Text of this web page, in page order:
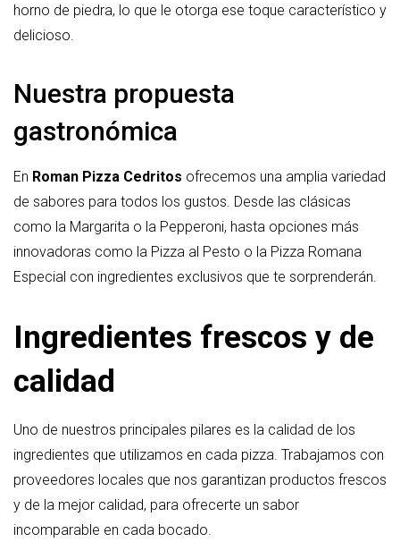
horno de piedra, lo que le otorga ese toque característico y
delicioso.
Nuestra propuesta
gastronómica
En Roman Pizza Cedritos ofrecemos una amplia variedad
de sabores para todos los gustos. Desde las clásicas
como la Margarita o la Pepperoni, hasta opciones más
innovadoras como la Pizza al Pesto o la Pizza Romana
Especial con ingredientes exclusivos que te sorprenderán.
Ingredientes frescos y de
calidad
Uno de nuestros principales pilares es la calidad de los
ingredientes que utilizamos en cada pizza. Trabajamos con
proveedores locales que nos garantizan productos frescos
y de la mejor calidad, para ofrecerte un sabor
incomparable en cada bocado.